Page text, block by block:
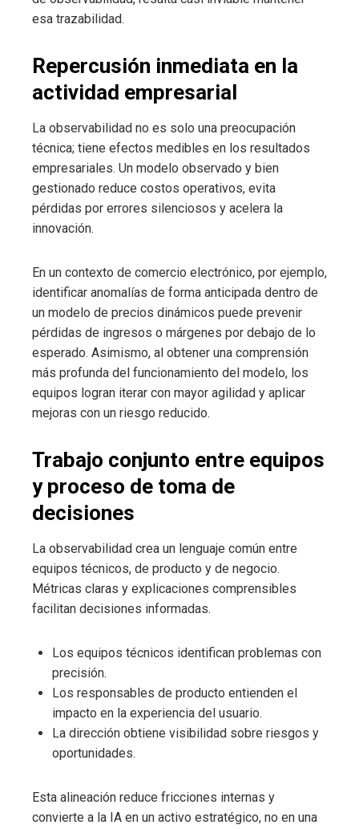
esa trazabilidad.
Repercusión inmediata en la
actividad empresarial
La observabilidad no es solo una preocupación
técnica; tiene efectos medibles en los resultados
empresariales. Un modelo observado y bien
gestionado reduce costos operativos, evita
pérdidas por errores silenciosos y acelera la
innovación.
En un contexto de comercio electrónico, por ejemplo,
identificar anomalías de forma anticipada dentro de
un modelo de precios dinámicos puede prevenir
pérdidas de ingresos o márgenes por debajo de lo
esperado. Asimismo, al obtener una comprensión
más profunda del funcionamiento del modelo, los
equipos logran iterar con mayor agilidad y aplicar
mejoras con un riesgo reducido.
Trabajo conjunto entre equipos
y proceso de toma de
decisiones
La observabilidad crea un lenguaje común entre
equipos técnicos, de producto y de negocio.
Métricas claras y explicaciones comprensibles
facilitan decisiones informadas.
Los equipos técnicos identifican problemas con
precisión.
Los responsables de producto entienden el
impacto en la experiencia del usuario.
La dirección obtiene visibilidad sobre riesgos y
oportunidades.
Esta alineación reduce fricciones internas y
convierte a la IA en un activo estratégico, no en una